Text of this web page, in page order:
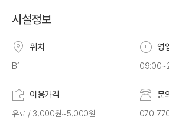
시설정보
위치
B1
영
이용가격
유료 / 3,000원~5,000원
문
070-